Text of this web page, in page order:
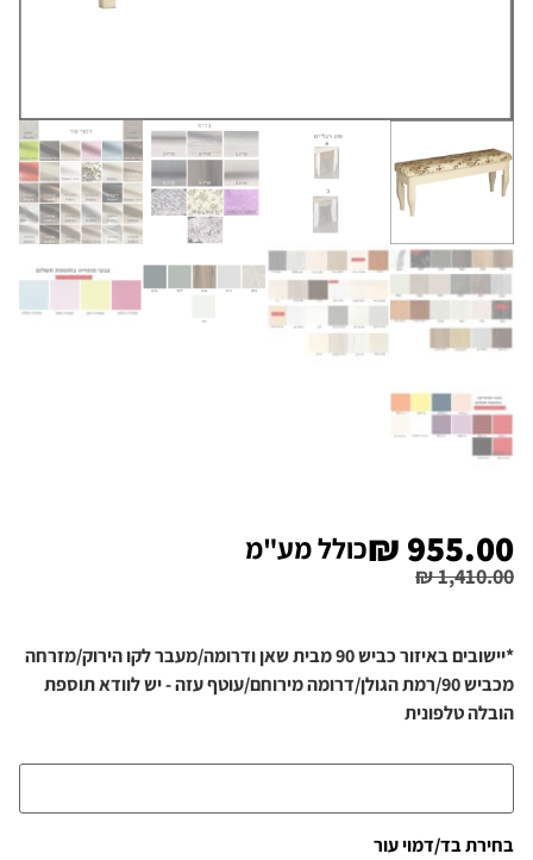
₪1,410.00
₪ 955.00 כולל מע"מ
*יישובים באיזור כביש 90 מבית שאן ודרומה/מעבר לקו הירוק/מזרחה
מכביש 90/רמת הגולן/דרומה מירוחם/עוטף עזה - יש לוודא תוספת
הובלה טלפונית
בחירת בד/דמוי עור